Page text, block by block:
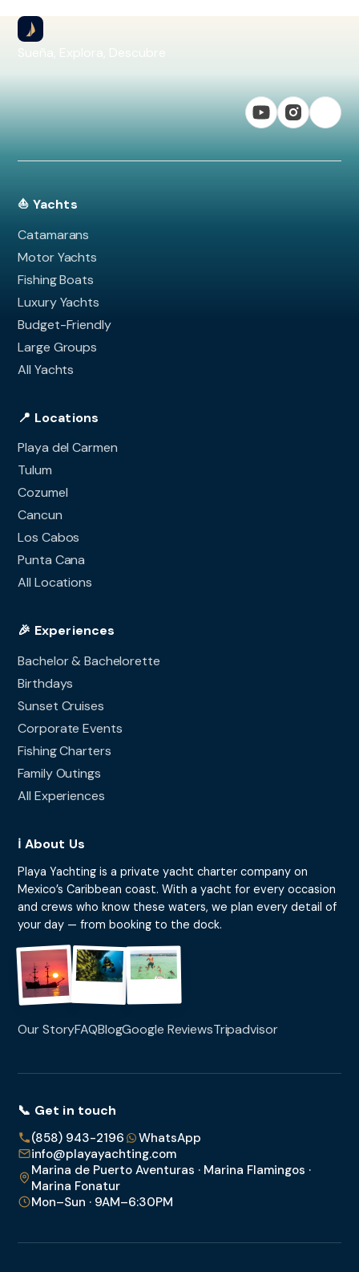
⛵ Yachts
Catamarans
Motor Yachts
Fishing Boats
Luxury Yachts
Budget-Friendly
Large Groups
All Yachts
📍 Locations
Playa del Carmen
Tulum
Cozumel
Cancun
Los Cabos
Punta Cana
All Locations
🎉 Experiences
Bachelor & Bachelorette
Birthdays
Sunset Cruises
Corporate Events
Fishing Charters
Family Outings
All Experiences
ℹ️ About Us
Playa Yachting is a private yacht charter company on
Mexico’s Caribbean coast. With a yacht for every occasion
and crews who know these waters, we plan every detail of
your day — from booking to the dock.
Our StoryFAQBlogGoogle ReviewsTripadvisor
📞 Get in touch
(858) 943-2196
WhatsApp
info@playayachting.com
Marina de Puerto Aventuras · Marina Flamingos ·
Marina Fonatur
Mon–Sun · 9AM–6:30PM